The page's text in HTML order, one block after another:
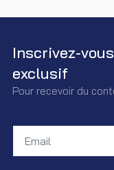
Inscrivez-
exclusif
Pour recevoir du